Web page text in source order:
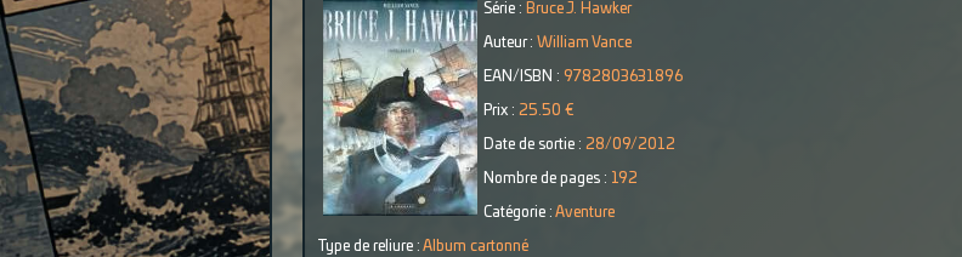
Série : Bruce J. Hawker
Auteur : William Vance
EAN/ISBN : 9782803631896
Prix : 25.50 €
Date de sortie : 28/09/2012
Nombre de pages : 192
Catégorie : Aventure
Type de reliure : Album cartonné